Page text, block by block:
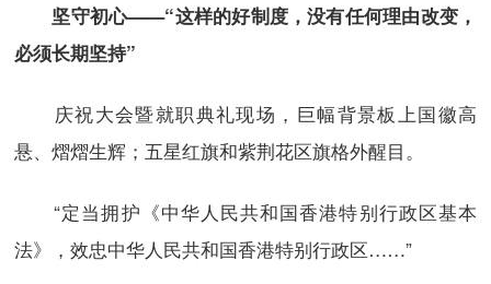
坚守初心——“这样的好制度，没有任何理由改变，
必须长期坚持”
庆祝大会暨就职典礼现场，巨幅背景板上国徽高
悬、熠熠生辉；五星红旗和紫荆花区旗格外醒目。
“定当拥护《中华人民共和国香港特别行政区基本
法》，效忠中华人民共和国香港特别行政区……”